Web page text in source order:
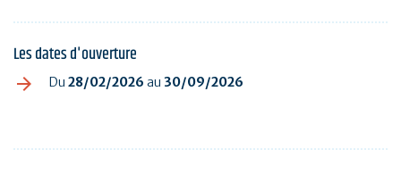
Les dates d'ouverture
Du 28/02/2026 au 30/09/2026